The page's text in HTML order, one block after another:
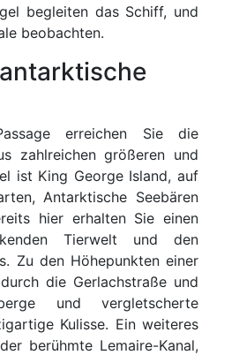
begleiten das Schiff, und
beobachten.
erreichen Sie die
zahlreichen größeren und
ist King George Island, auf
Antarktische Seebären
hier erhalten Sie einen
Tierwelt und den
Zu den Höhepunkten einer
die Gerlachstraße und
und vergletscherte
Kulisse. Ein weiteres
berühmte Lemaire-Kanal,